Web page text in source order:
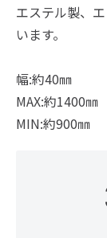
エステル製、
います。
幅:約40㎜
MAX:約1400㎜
MIN:約900㎜